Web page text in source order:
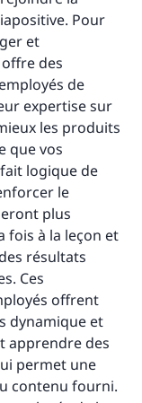
Pour
et
des
de
expertise sur
les produits
que vos
logique de
le
plus
fois à la leçon et
résultats
Ces
offrent
dynamique et
apprendre des
permet une
contenu fourni.